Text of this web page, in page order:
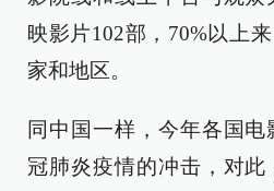
映影片102部，70%以上
家和地区。
同中国一样，今年各国
冠肺炎疫情的冲击，对此